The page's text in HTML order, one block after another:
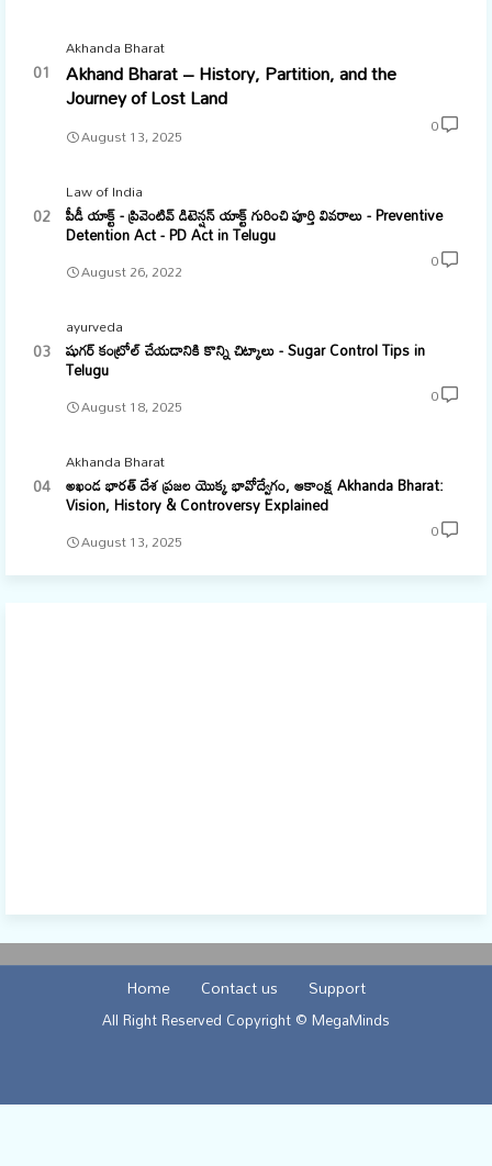
Akhanda Bharat
Akhand Bharat – History, Partition, and the
Journey of Lost Land
August 13, 2025 0
Law of India
పీడీ యాక్ట్ - ప్రివెంటివ్ డిటెన్షన్ యాక్ట్ గురించి పూర్తి వివరాలు - Preventive
Detention Act - PD Act in Telugu
August 26, 2022 0
ayurveda
షుగర్ కంట్రోల్ చేయడానికి కొన్ని చిట్కాలు - Sugar Control Tips in
Telugu
August 18, 2025 0
Akhanda Bharat
అఖండ భారత్ దేశ ప్రజల యొక్క భావోద్వేగం, ఆకాంక్ష Akhanda Bharat:
Vision, History & Controversy Explained
August 13, 2025 0
Home Contact us Support
All Right Reserved Copyright © MegaMinds